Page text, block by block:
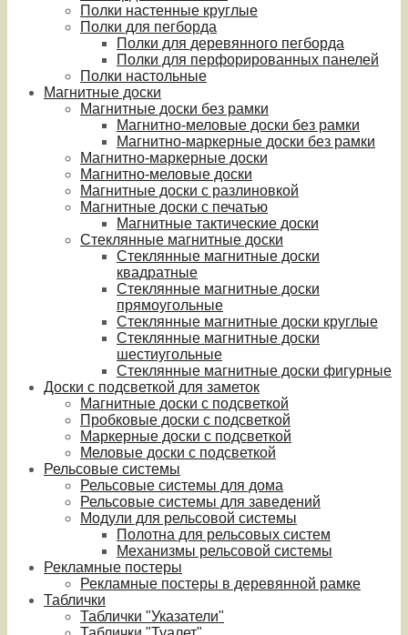
Полки настенные круглые
Полки для пегборда
Полки для деревянного пегборда
Полки для перфорированных панелей
Полки настольные
Магнитные доски
Магнитные доски без рамки
Магнитно-меловые доски без рамки
Магнитно-маркерные доски без рамки
Магнитно-маркерные доски
Магнитно-меловые доски
Магнитные доски с разлиновкой
Магнитные доски с печатью
Магнитные тактические доски
Стеклянные магнитные доски
Стеклянные магнитные доски
квадратные
Стеклянные магнитные доски
прямоугольные
Стеклянные магнитные доски круглые
Стеклянные магнитные доски
шестиугольные
Стеклянные магнитные доски фигурные
Доски с подсветкой для заметок
Магнитные доски с подсветкой
Пробковые доски с подсветкой
Маркерные доски с подсветкой
Меловые доски с подсветкой
Рельсовые системы
Рельсовые системы для дома
Рельсовые системы для заведений
Модули для рельсовой системы
Полотна для рельсовых систем
Механизмы рельсовой системы
Рекламные постеры
Рекламные постеры в деревянной рамке
Таблички
Таблички "Указатели"